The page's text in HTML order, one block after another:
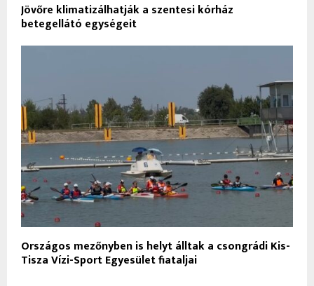
Jövőre klimatizálhatják a szentesi kórház
betegellátó egységeit
Országos mezőnyben is helyt álltak a csongrádi Kis-
Tisza Vízi-Sport Egyesület fiataljai